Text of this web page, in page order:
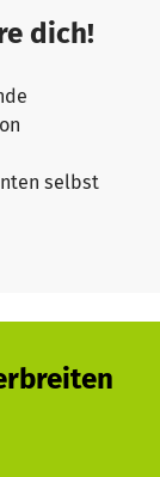
und
Aktuell
warmen
sollen im
für
eine
dich!
selbst